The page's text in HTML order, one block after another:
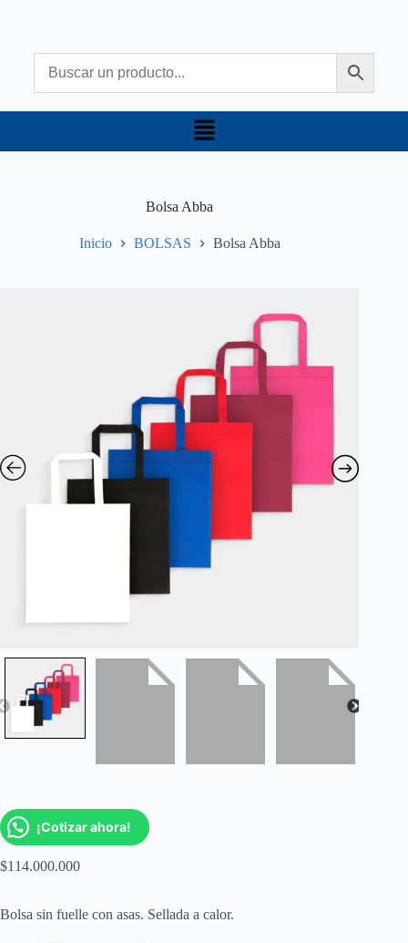
Bolsa Abba
Inicio BOLSAS Bolsa Abba
¡Cotizar ahora!
$114.000.000
Bolsa sin fuelle con asas. Sellada a calor.